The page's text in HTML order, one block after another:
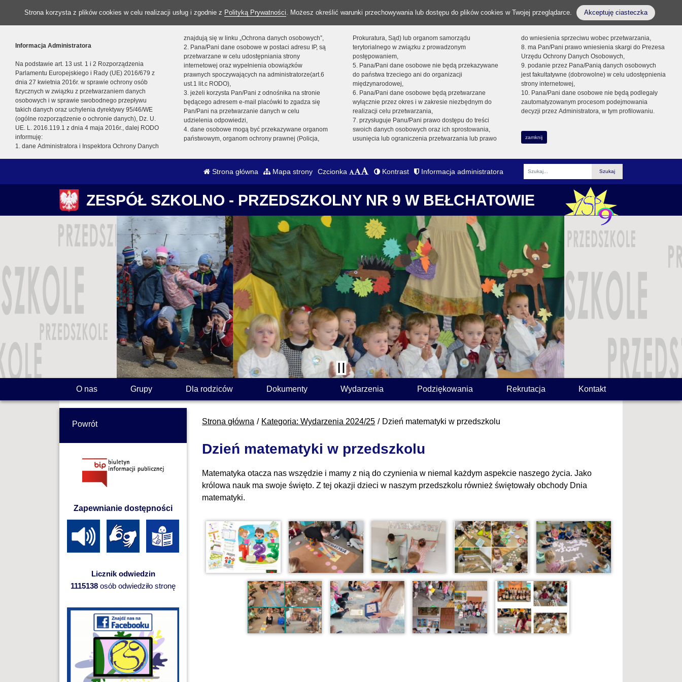
Strona korzysta z plików cookies w celu realizacji usług i zgodnie z Polityką Prywatności. Możesz określić warunki przechowywania lub dostępu do plików cookies w Twojej przeglądarce. Akceptuję ciasteczka
Informacja Administratora
Na podstawie art. 13 ust. 1 i 2 Rozporządzenia
Parlamentu Europejskiego i Rady (UE) 2016/679 z
dnia 27 kwietnia 2016r. w sprawie ochrony osób
fizycznych w związku z przetwarzaniem danych
osobowych i w sprawie swobodnego przepływu
takich danych oraz uchylenia dyrektywy 95/46/WE
(ogólne rozporządzenie o ochronie danych), Dz. U.
UE. L. 2016.119.1 z dnia 4 maja 2016r., dalej RODO
informuję:
1. dane Administratora i Inspektora Ochrony Danych
znajdują się w linku „Ochrona danych osobowych”,
2. Pana/Pani dane osobowe w postaci adresu IP, są
przetwarzane w celu udostępniania strony
internetowej oraz wypełnienia obowiązków
prawnych spoczywających na administratorze(art.6
ust.1 lit.c RODO),
3. jeżeli korzysta Pan/Pani z odnośnika na stronie
będącego adresem e-mail placówki to zgadza się
Pan/Pani na przetwarzanie danych w celu
udzielenia odpowiedzi,
4. dane osobowe mogą być przekazywane organom
państwowym, organom ochrony prawnej (Policja,
Prokuratura, Sąd) lub organom samorządu
terytorialnego w związku z prowadzonym
postępowaniem,
5. Pana/Pani dane osobowe nie będą przekazywane
do państwa trzeciego ani do organizacji
międzynarodowej,
6. Pana/Pani dane osobowe będą przetwarzane
wyłącznie przez okres i w zakresie niezbędnym do
realizacji celu przetwarzania,
7. przysługuje Panu/Pani prawo dostępu do treści
swoich danych osobowych oraz ich sprostowania,
usunięcia lub ograniczenia przetwarzania lub prawo
do wniesienia sprzeciwu wobec przetwarzania,
8. ma Pan/Pani prawo wniesienia skargi do Prezesa
Urzędu Ochrony Danych Osobowych,
9. podanie przez Pana/Panią danych osobowych
jest fakultatywne (dobrowolne) w celu udostępnienia
strony internetowej,
10. Pana/Pani dane osobowe nie będą podlegały
zautomatyzowanym procesom podejmowania
decyzji przez Administratora, w tym profilowaniu.
zamknij
Strona główna Mapa strony Czcionka Kontrast Informacja administratora
Fraza
ZESPÓŁ SZKOLNO - PRZEDSZKOLNY NR 9 W BEŁCHATOWIE
O nas Grupy Dla rodziców Dokumenty Wydarzenia Podziękowania Rekrutacja Kontakt
Strona główna Kategoria: Wydarzenia 2024/25 Dzień matematyki w przedszkolu
Dzień matematyki w przedszkolu
Matematyka otacza nas wszędzie i mamy z nią do czynienia w niemal każdym aspekcie naszego życia. Jako
królowa nauk ma swoje święto. Z tej okazji dzieci w naszym przedszkolu również świętowały obchody Dnia
matematyki.
Powrót
Zapewnianie dostępności
Licznik odwiedzin
1115138 osób odwiedziło stronę